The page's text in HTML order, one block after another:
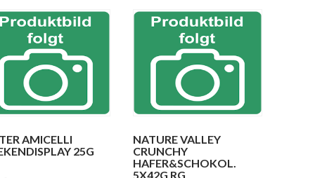
AMICELLI
25G
NATURE VALLEY
CRUNCHY
HAFER&SCHOKOL.
5X42G RG